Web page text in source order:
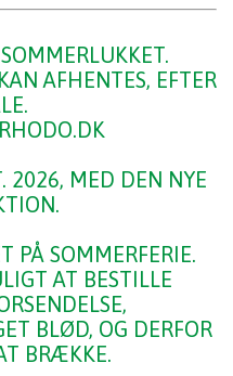
AFHENTES, EFTER
2026, MED DEN NYE
PÅ SOMMERFERIE.
AT BESTILLE
BLØD, OG DERFOR
BRÆKKE.